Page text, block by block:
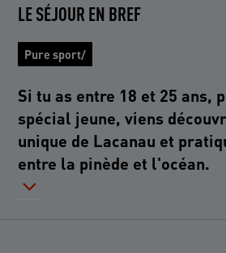
LE SÉJOUR EN BREF
Pure sport/
Si tu as entre 18 et 25 ans,
spécial jeune, viens
unique de Lacanau et
entre la pinède et l'océan.